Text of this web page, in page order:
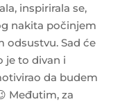
inspirirala se,
nakita počinjem
Sad će
je to divan i
da budem
Međutim, za